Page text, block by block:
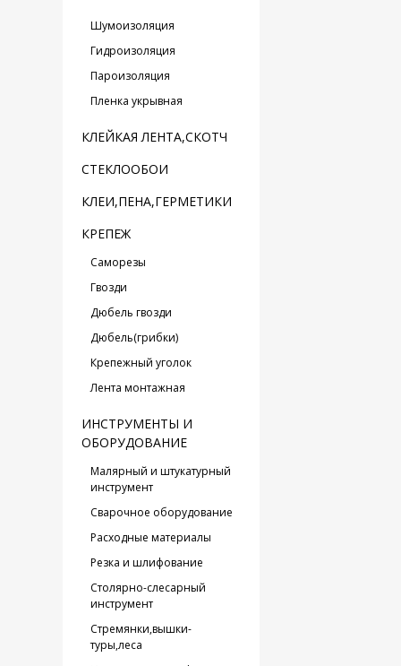
Шумоизоляция
Гидроизоляция
Пароизоляция
Пленка укрывная
КЛЕЙКАЯ ЛЕНТА,СКОТЧ
СТЕКЛООБОИ
КЛЕИ,ПЕНА,ГЕРМЕТИКИ
КРЕПЕЖ
Саморезы
Гвозди
Дюбель гвозди
Дюбель(грибки)
Крепежный уголок
Лента монтажная
ИНСТРУМЕНТЫ И
ОБОРУДОВАНИЕ
Малярный и штукатурный
инструмент
Сварочное оборудование
Расходные материалы
Резка и шлифование
Столярно-слесарный
инструмент
Стремянки,вышки-
туры,леса